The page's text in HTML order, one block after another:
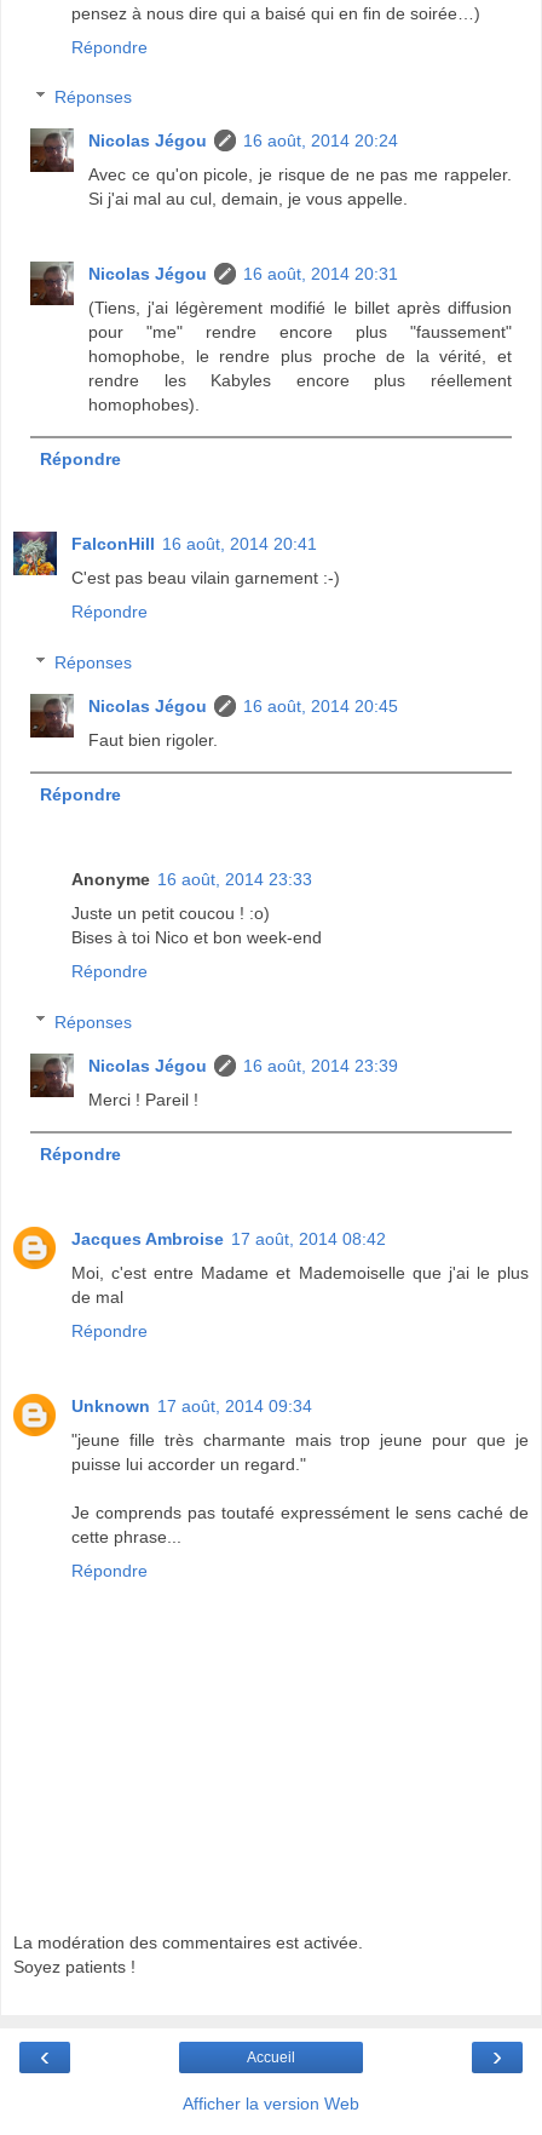
pensez à nous dire qui a baisé qui en fin de soirée…)
Répondre
Réponses
Nicolas Jégou
16 août, 2014 20:24
Avec ce qu'on picole, je risque de ne pas me rappeler.
Si j'ai mal au cul, demain, je vous appelle.
Nicolas Jégou
16 août, 2014 20:31
(Tiens, j'ai légèrement modifié le billet après diffusion
pour "me" rendre encore plus "faussement"
homophobe, le rendre plus proche de la vérité, et
rendre les Kabyles encore plus réellement
homophobes).
Répondre
FalconHill 16 août, 2014 20:41
C'est pas beau vilain garnement :-)
Répondre
Réponses
Nicolas Jégou
16 août, 2014 20:45
Faut bien rigoler.
Répondre
Anonyme 16 août, 2014 23:33
Juste un petit coucou ! :o)
Bises à toi Nico et bon week-end
Répondre
Réponses
Nicolas Jégou
16 août, 2014 23:39
Merci ! Pareil !
Répondre
Jacques Ambroise 17 août, 2014 08:42
Moi, c'est entre Madame et Mademoiselle que j'ai le plus
de mal
Répondre
Unknown 17 août, 2014 09:34
"jeune fille très charmante mais trop jeune pour que je
puisse lui accorder un regard."
Je comprends pas toutafé expressément le sens caché de
cette phrase...
Répondre
La modération des commentaires est activée.
Soyez patients !
‹ ›
Accueil
Afficher la version Web